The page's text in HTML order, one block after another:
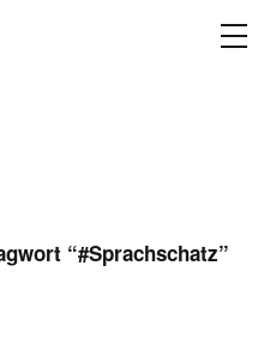
“#Sprachschatz”